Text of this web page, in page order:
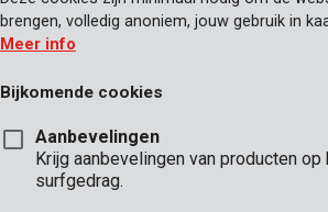
CONTACT
INFO
brengen, volledig anoniem, jouw gebruik in
Meer info
Bijkomende cookies
Aanbevelingen
Krijg aanbevelingen van producten
surfgedrag.